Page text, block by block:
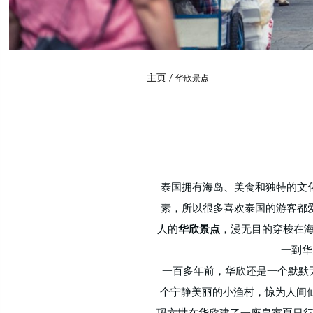
主页 华欣景点
泰国拥有海岛、美食和独特的
素，所以很多喜欢泰国的游客
人的华欣景点，漫无目的穿梭在
一到
一百多年前，华欣还是一个默
个宁静美丽的小渔村，惊为人间